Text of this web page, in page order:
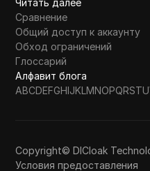
Читать далее
Сравнение
Общий доступ к аккаунту
Обход ограничений
Глоссарий
Алфавит блога
ABCDEFGHIJKLMNOPQRSTU
Copyright© DICloak
Условия предоставления